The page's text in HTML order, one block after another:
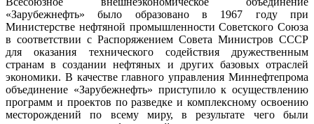
«Зарубежнефть» было образовано в 1967 году при
Министерстве нефтяной промышленности Советского Союза
в соответствии с Распоряжением Совета Министров СССР
для оказания технического содействия дружественным
странам в создании нефтяных и других базовых отраслей
экономики. В качестве главного управления Миннефтепрома
объединение «Зарубежнефть» приступило к осуществлению
программ и проектов по разведке и комплексному освоению
месторождений по всему миру, в результате чего были